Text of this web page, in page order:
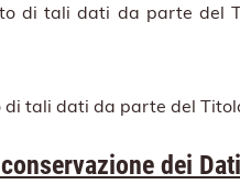
di tali dati da parte del
tali dati da parte del
dei